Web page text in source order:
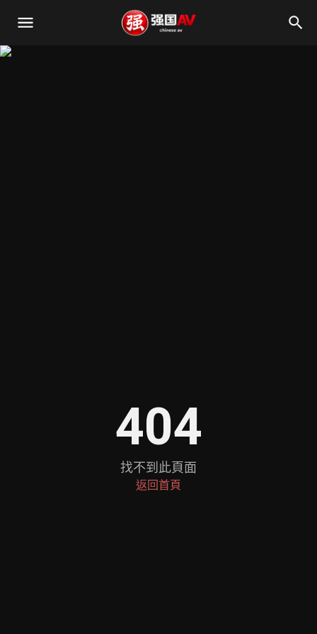
404
找不到此頁面
返回首頁